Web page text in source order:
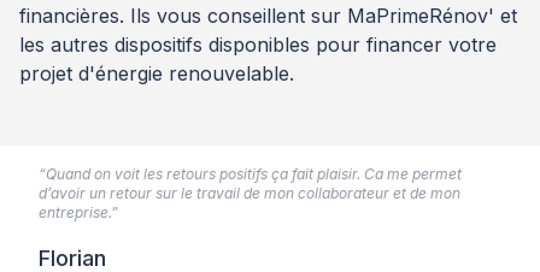
financières. Ils vous conseillent sur MaPrimeRénov' et
les autres dispositifs disponibles pour financer votre
projet d'énergie renouvelable.
“Quand on voit les retours positifs ça fait plaisir. Ca me permet
d’avoir un retour sur le travail de mon collaborateur et de mon
entreprise.”
Florian